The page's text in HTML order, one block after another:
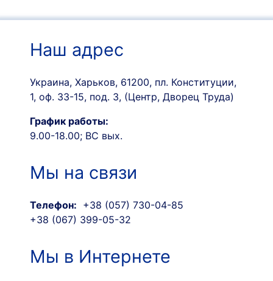
Наш адрес
Украина, Харьков, 61200, пл. Конституции,
1, оф. 33-15, под. 3, (Центр, Дворец Труда)
График работы:
9.00-18.00; ВС вых.
Мы на связи
Телефон: +38 (057) 730-04-85
+38 (067) 399-05-32
Мы в Интернете